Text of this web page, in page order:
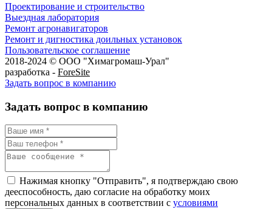
Проектирование и строительство
Выездная лаборатория
Ремонт агронавигаторов
Ремонт и дигностика доильных установок
Пользовательское соглашение
2018-2024 © ООО "Химагромаш-Урал"
разработка - ForeSite
Задать вопрос в компанию
Задать вопрос в компанию
Нажимая кнопку "Отправить", я подтверждаю свою
дееспособность, даю согласие на обработку моих
персональных данных в соответствии с условиями